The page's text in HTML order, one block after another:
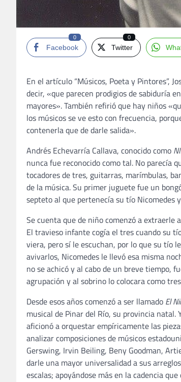
Facebook
0
Twitter
0
En el artículo “Músicos, Poeta y Pintores”,
decir, «que parecen prodigios de sabiduría
mayores». También refirió que hay niños
los músicos se ve esto con frecuencia,
contenerla que de darle salida».
Andrés Echevarría Callava, conocido como
nunca fue reconocido como tal. No parecía
tocadores de tres, guitarras, marímbulas,
de la música. Su primer juguete fue un
septeto al que pertenecía su tío Nicomedes
Se cuenta que de niño comenzó a extraerle
El travieso infante cogía el tres cuando su
viera, pero sí le escuchan, por lo que su tío
avivarlos, Nicomedes le llevó esa misma
no se achicó y al cabo de un breve tiempo,
agrupación y al sobrino lo colocara como
Desde esos años comenzó a ser llamado El
musical de Pinar del Río, su provincia natal.
aficionó a orquestar empíricamente las
analizar composiciones de músicos
Gerswing, Irvin Beiling, Beny Goodman,
darle una mayor universalidad a sus
escalas; apoyándose más en la cadencia